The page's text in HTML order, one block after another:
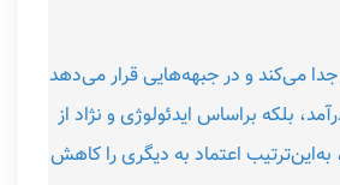
جدا می‌کند و در جبهه‌هایی قرار می‌دهد
بلکه براساس ایدئولوژی و نژاد از
اعتماد به دیگری را کاهش